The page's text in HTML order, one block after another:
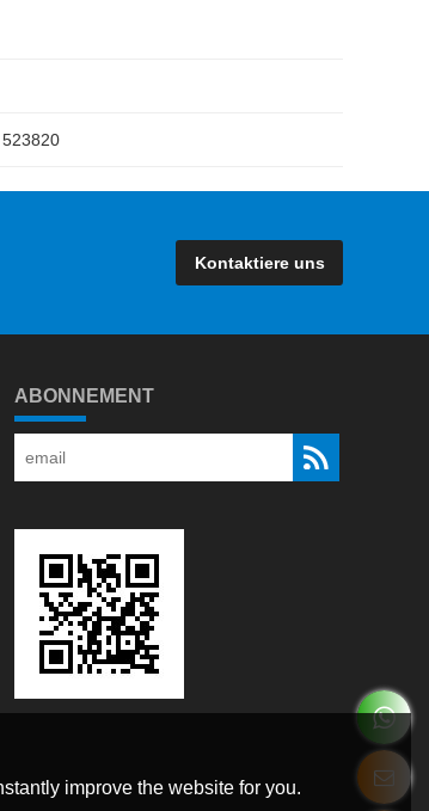
Kontaktiere uns
ABONNEMENT
improve the website for you.